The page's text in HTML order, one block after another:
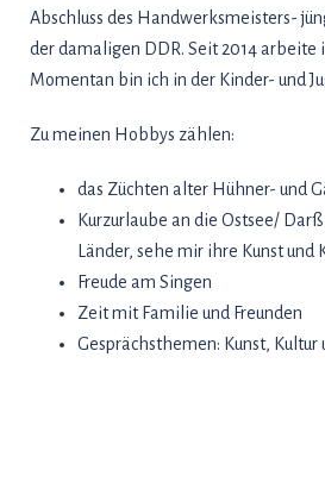
Abschluss des Handwerksmeisters-
der damaligen DDR. Seit 2014 arbeite
Momentan bin ich in der Kinder- und
Zu meinen Hobbys zählen:
das Züchten alter Hühner- und
Kurzurlaube an die Ostsee/
Länder, sehe mir ihre Kunst und
Freude am Singen
Zeit mit Familie und Freunden
Gesprächsthemen: Kunst, Kultur